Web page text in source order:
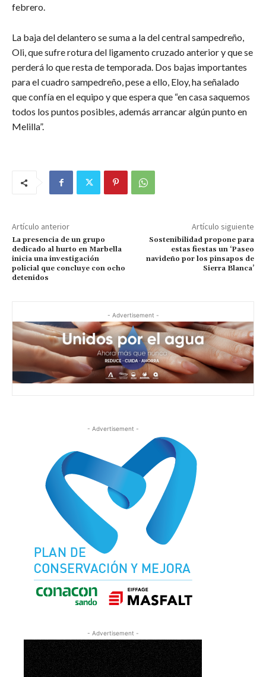
febrero.
La baja del delantero se suma a la del central sampedreño,
Oli, que sufre rotura del ligamento cruzado anterior y que se
perderá lo que resta de temporada. Dos bajas importantes
para el cuadro sampedreño, pese a ello, Eloy, ha señalado
que confía en el equipo y que espera que “en casa saquemos
todos los puntos posibles, además arrancar algún punto en
Melilla”.
Artículo anterior
La presencia de un grupo
dedicado al hurto en Marbella
inicia una investigación
policial que concluye con ocho
detenidos
Artículo siguiente
Sostenibilidad propone para
estas fiestas un ‘Paseo
navideño por los pinsapos de
Sierra Blanca’
- Advertisement -
- Advertisement -
- Advertisement -